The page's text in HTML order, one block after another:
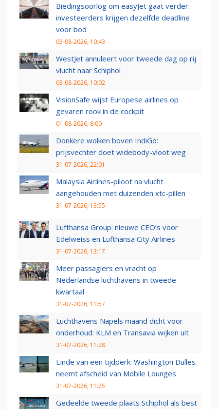
Biedingsoorlog om easyJet gaat verder:
investeerders krijgen dezelfde deadline
voor bod
03-08-2026, 10:43
WestJet annuleert voor tweede dag op rij
vlucht naar Schiphol
03-08-2026, 10:02
VisionSafe wijst Europese airlines op
gevaren rook in de cockpit
01-08-2026, 8:00
Donkere wolken boven IndiGo:
prijsvechter doet widebody-vloot weg
31-07-2026, 22:01
Malaysia Airlines-piloot na vlucht
aangehouden met duizenden xtc-pillen
31-07-2026, 13:55
Lufthansa Group: nieuwe CEO’s voor
Edelweiss en Lufthansa City Airlines
31-07-2026, 13:17
Meer passagiers en vracht op
Nederlandse luchthavens in tweede
kwartaal
31-07-2026, 11:57
Luchthavens Napels maand dicht voor
onderhoud: KLM en Transavia wijken uit
31-07-2026, 11:28
Einde van een tijdperk: Washington Dulles
neemt afscheid van Mobile Lounges
31-07-2026, 11:25
Gedeelde tweede plaats Schiphol als best